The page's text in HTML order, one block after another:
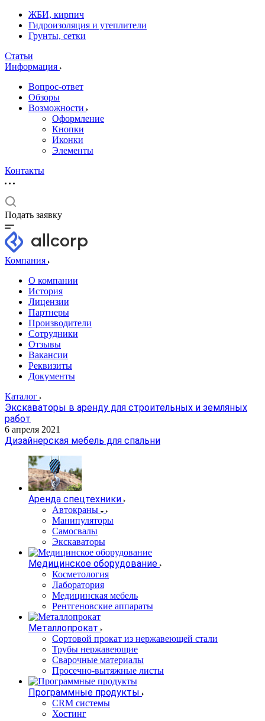
ЖБИ, кирпич
Гидроизоляция и утеплители
Грунты, сетки
Статьи
Информация
Вопрос-ответ
Обзоры
Возможности
Оформление
Кнопки
Иконки
Элементы
Контакты
Подать заявку
Компания
О компании
История
Лицензии
Партнеры
Производители
Сотрудники
Отзывы
Вакансии
Реквизиты
Документы
Каталог
Экскаваторы в аренду для строительных и земляных
работ
6 апреля 2021
Дизайнерская мебель для спальни
Аренда спецтехники
Автокраны
Манипуляторы
Самосвалы
Экскаваторы
Медицинское оборудование
Косметология
Лаборатория
Медицинская мебель
Рентгеновские аппараты
Металлопрокат
Сортовой прокат из нержавеющей стали
Трубы нержавеющие
Сварочные материалы
Просечно-вытяжные листы
Программные продукты
CRM системы
Хостинг